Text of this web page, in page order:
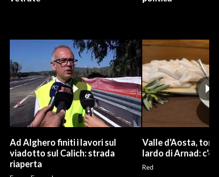
Ad Alghero finiti i lavori sul
viadotto sul Calich: strada
riaperta
Valle d'Aosta,
lardo di Arnad: c'è
Red